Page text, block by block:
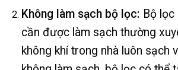
Không làm sạch bộ lọc: Bộ lọc
cần được làm sạch thường
không khí trong nhà luôn sạch